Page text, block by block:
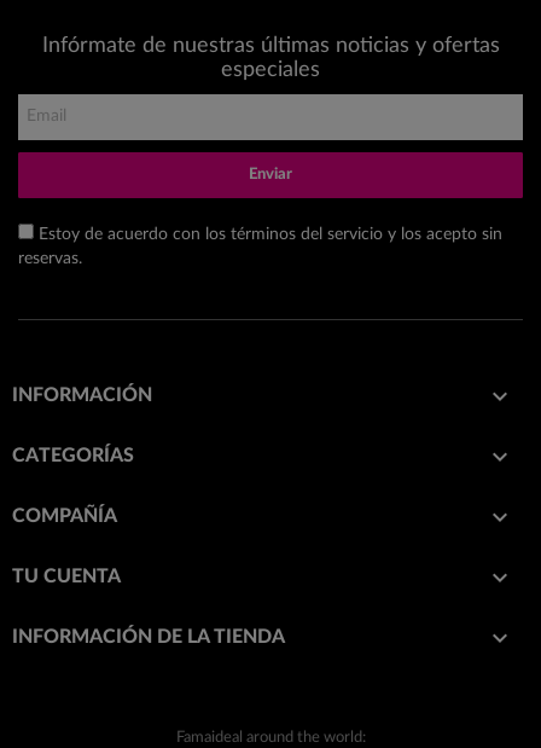
Infórmate de nuestras últimas noticias y ofertas
especiales
Enviar
Estoy de acuerdo con los términos del servicio y los acepto sin
reservas.
INFORMACIÓN 
CATEGORÍAS 
COMPAÑÍA 
TU CUENTA 
INFORMACIÓN DE LA TIENDA keyboard_arrow_down
Famaideal around the world: